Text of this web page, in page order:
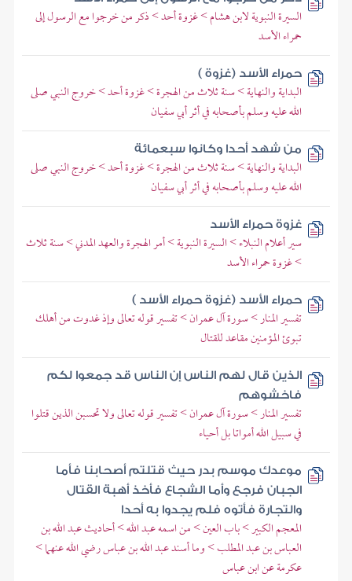
السيرة النبوية لابن هشام > غزوة أحد > ذكر من خرجوا مع الرسول إلى
حمراء الأسد
حمراء الأسد (غزوة )
البداية والنهاية > سنة ثلاث من الهجرة > غزوة أحد > خروج النبي صلى
الله عليه وسلم بأصحابه في أثر أبي سفيان
من شهد أحدا وكانوا سبعمائة
البداية والنهاية > سنة ثلاث من الهجرة > غزوة أحد > خروج النبي صلى
الله عليه وسلم بأصحابه في أثر أبي سفيان
غزوة حمراء الأسد
سير أعلام النبلاء > السيرة النبوية > أمر الهجرة والعهد المدني > سنة ثلاث
> غزوة حمراء الأسد
حمراء الأسد (غزوة حمراء الأسد )
تفسير المنار > سورة آل عمران > تفسير قوله تعالى وإذ غدوت من أهلك
تبوئ المؤمنين مقاعد للقتال
الذين قال لهم الناس إن الناس قد جمعوا لكم
فاخشوهم
تفسير المنار > سورة آل عمران > تفسير قوله تعالى ولا تحسبن الذين قتلوا
في سبيل الله أمواتا بل أحياء
موعدك موسم بدر حيث قتلتم أصحابنا فأما
الجبان فرجع وأما الشجاع فأخذ أهبة القتال
والتجارة فأتوه فلم يجدوا به أحدا
المعجم الكبير > باب العين > من اسمه عبد الله > أحاديث عبد الله بن
العباس بن عبد المطلب > وما أسند عبد الله بن عباس رضي الله عنهما >
عكرمة عن ابن عباس